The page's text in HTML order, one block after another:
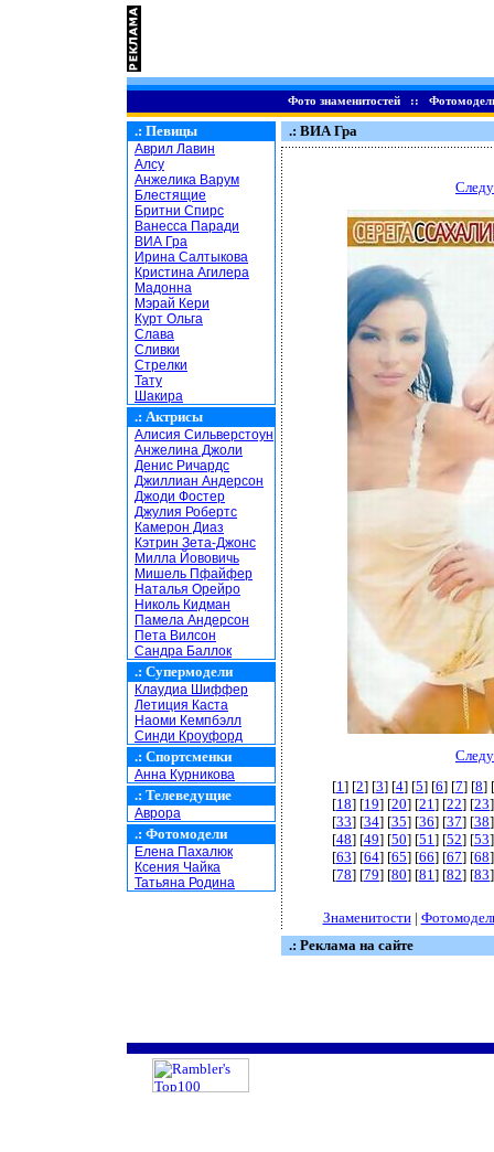
Фото знаменитостей::
.: Певицы
Аврил Лавин
Алсу
Анжелика Варум
Блестящие
Бритни Спирс
Ванесса Паради
ВИА Гра
Ирина Салтыкова
Кристина Агилера
Мадонна
Мэрай Кери
Курт Ольга
Слава
Сливки
Стрелки
Тату
Шакира
.: Актрисы
Алисия Сильверстоун
Анжелина Джоли
Денис Ричардс
Джиллиан Андерсон
Джоди Фостер
Джулия Робертс
Камерон Диаз
Кэтрин Зета-Джонс
Милла Йововичь
Мишель Пфайфер
Наталья Орейро
Николь Кидман
Памела Андерсон
Пета Вилсон
Сандра Баллок
.: Супермодели
Клаудиа Шиффер
Летиция Каста
Наоми Кемпбэлл
Синди Кроуфорд
.: Спортсменки
Анна Курникова
.: Телеведущие
Аврора
.: Фотомодели
Елена Пахалюк
Ксения Чайка
Татьяна Родина
.: ВИА Гра
[1] [2] [3] [4] [5] [6] [7] [8] [
[18] [19] [20] [21] [22] [23
[33] [34] [35] [36] [37] [38
[48] [49] [50] [51] [52] [53
[63] [64] [65] [66] [67] [68
[78] [79] [80] [81] [82] [83
Знаменитости|
.: Реклама на сайте